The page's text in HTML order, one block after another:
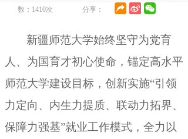
数： 1410次 分享：
新疆师范大学始终坚守为党育
人、为国育才初心使命 ， 锚定高水平
师范大学建设目标，创新实施“引领
力定向、内生力提质、联动力拓界、
保障力强基”就业工作模式 ， 全力以